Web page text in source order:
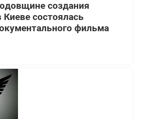
создания
состоялась
фильма